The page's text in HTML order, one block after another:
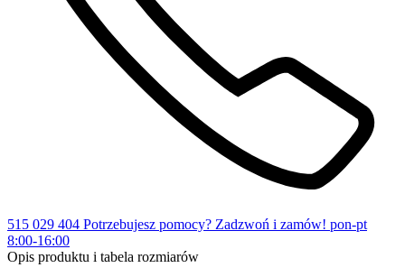
515 029 404 Potrzebujesz pomocy? Zadzwoń i zamów! pon-pt
8:00-16:00
Opis produktu i tabela rozmiarów